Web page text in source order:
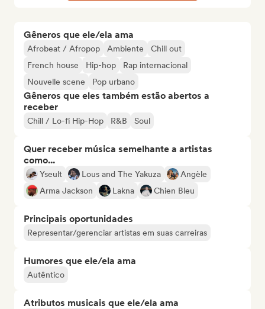
Gêneros que ele/ela ama
Afrobeat / Afropop Ambiente
Chill out
French house
Hip-hop
Rap internacional
Nouvelle scene
Pop urbano
Gêneros que eles também estão abertos a
receber
Chill / Lo-fi Hip-Hop R&B Soul
Quer receber música semelhante a artistas
como...
Yseult Lous and The Yakuza
Angèle
Arma Jackson
Lakna Chien Bleu
Principais oportunidades
Representar/gerenciar artistas em suas carreiras
Humores que ele/ela ama
Autêntico
Atributos musicais que ele/ela ama